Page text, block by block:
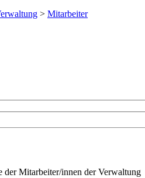
> Mitarbeiter
der Mitarbeiter/innen der Verwaltung